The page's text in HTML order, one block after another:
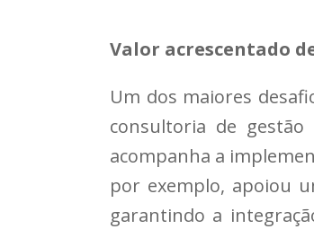
Valor acrescentado
Um dos maiores
consultoria de gestão
acompanha a
por exemplo, apoiou
garantindo a